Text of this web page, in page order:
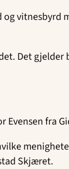
Det
Evensen fra
Skjæret.